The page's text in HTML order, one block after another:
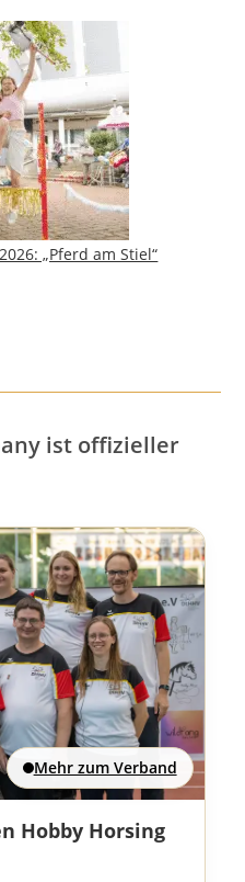
„Pferd am Stiel“
ist offizieller
Mehr zum Verband
Hobby Horsing